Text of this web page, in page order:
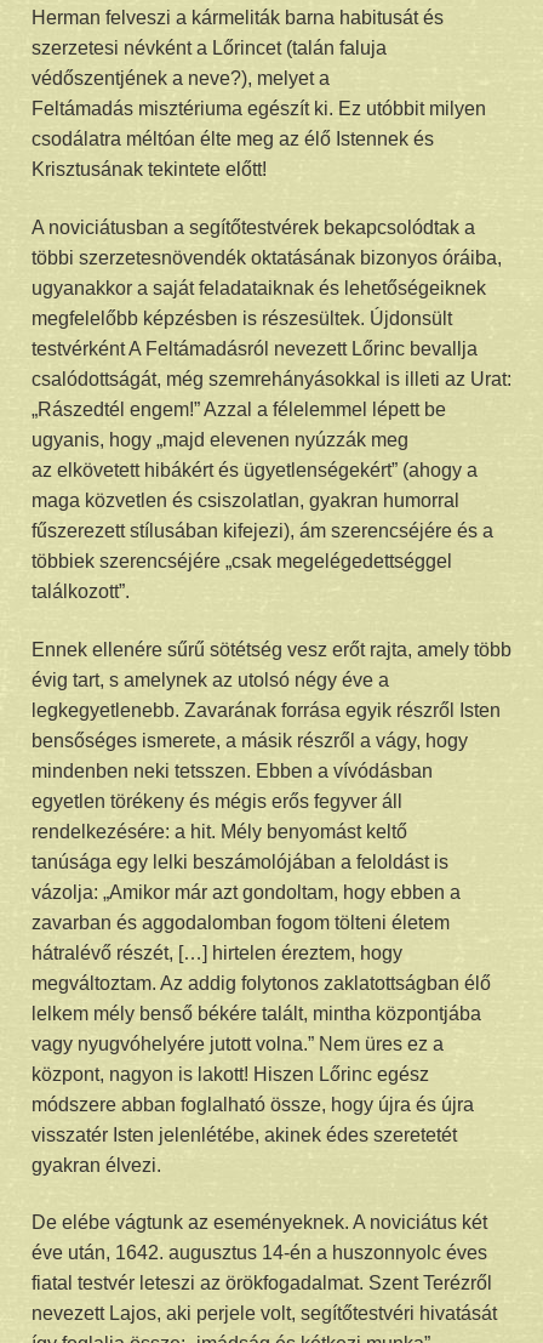
Herman felveszi a kármeliták barna habitusát és
szerzetesi névként a Lőrincet (talán faluja
védőszentjének a neve?), melyet a
Feltámadás misztériuma egészít ki. Ez utóbbit milyen
csodálatra méltóan élte meg az élő Istennek és
Krisztusának tekintete előtt!
A noviciátusban a segítőtestvérek bekapcsolódtak a
többi szerzetesnövendék oktatásának bizonyos óráiba,
ugyanakkor a saját feladataiknak és lehetőségeiknek
megfelelőbb képzésben is részesültek. Újdonsült
testvérként A Feltámadásról nevezett Lőrinc bevallja
csalódottságát, még szemrehányásokkal is illeti az Urat:
„Rászedtél engem!” Azzal a félelemmel lépett be
ugyanis, hogy „majd elevenen nyúzzák meg
az elkövetett hibákért és ügyetlenségekért” (ahogy a
maga közvetlen és csiszolatlan, gyakran humorral
fűszerezett stílusában kifejezi), ám szerencséjére és a
többiek szerencséjére „csak megelégedettséggel
találkozott”.
Ennek ellenére sűrű sötétség vesz erőt rajta, amely több
évig tart, s amelynek az utolsó négy éve a
legkegyetlenebb. Zavarának forrása egyik részről Isten
bensőséges ismerete, a másik részről a vágy, hogy
mindenben neki tetsszen. Ebben a vívódásban
egyetlen törékeny és mégis erős fegyver áll
rendelkezésére: a hit. Mély benyomást keltő
tanúsága egy lelki beszámolójában a feloldást is
vázolja: „Amikor már azt gondoltam, hogy ebben a
zavarban és aggodalomban fogom tölteni életem
hátralévő részét, […] hirtelen éreztem, hogy
megváltoztam. Az addig folytonos zaklatottságban élő
lelkem mély benső békére talált, mintha központjába
vagy nyugvóhelyére jutott volna.” Nem üres ez a
központ, nagyon is lakott! Hiszen Lőrinc egész
módszere abban foglalható össze, hogy újra és újra
visszatér Isten jelenlétébe, akinek édes szeretetét
gyakran élvezi.
De elébe vágtunk az eseményeknek. A noviciátus két
éve után, 1642. augusztus 14-én a huszonnyolc éves
fiatal testvér leteszi az örökfogadalmat. Szent Terézről
nevezett Lajos, aki perjele volt, segítőtestvéri hivatását